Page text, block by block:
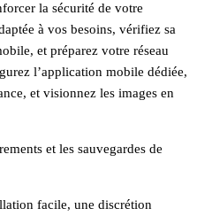
la sécurité de votre
à vos besoins, vérifiez sa
et préparez votre réseau
l’application mobile dédiée,
et visionnez les images en
et les sauvegardes de
facile, une discrétion